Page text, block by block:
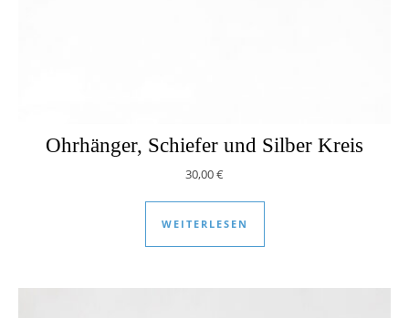
Ohrhänger, Schiefer und Silber Kreis
30,00€
WEITERLESEN